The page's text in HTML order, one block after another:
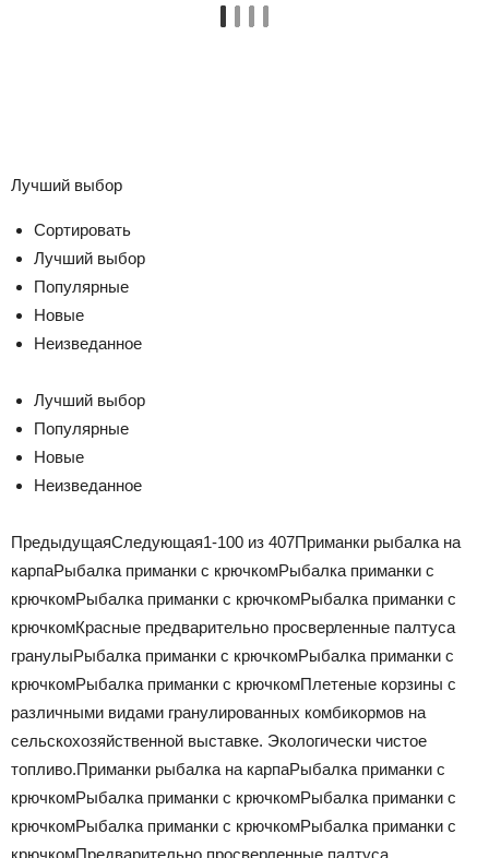
Лучший выбор
Сортировать
Лучший выбор
Популярные
Новые
Неизведанное
Лучший выбор
Популярные
Новые
Неизведанное
ПредыдущаяСледующая1-100 из 407Приманки рыбалка на
карпаРыбалка приманки с крючкомРыбалка приманки с
крючкомРыбалка приманки с крючкомРыбалка приманки с
крючкомКрасные предварительно просверленные палтуса
гранулыРыбалка приманки с крючкомРыбалка приманки с
крючкомРыбалка приманки с крючкомПлетеные корзины с
различными видами гранулированных комбикормов на
сельскохозяйственной выставке. Экологически чистое
топливо.Приманки рыбалка на карпаРыбалка приманки с
крючкомРыбалка приманки с крючкомРыбалка приманки с
крючкомРыбалка приманки с крючкомРыбалка приманки с
крючкомПредварительно просверленные палтуса